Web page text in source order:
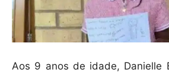
Aos 9 anos de idade, Danielle